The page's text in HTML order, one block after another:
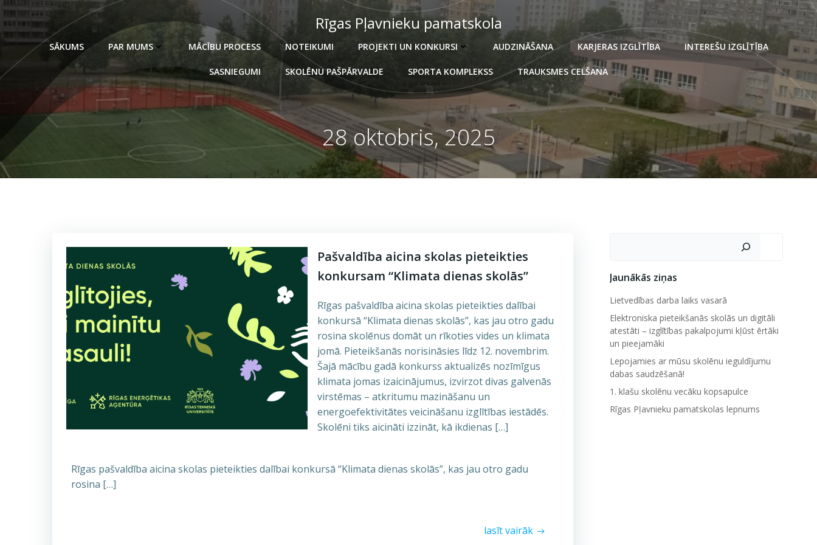
Skip
to
content
Rīgas Pļavnieku pamatskola
SĀKUMS PAR MUMS MĀCĪBU PROCESS NOTEIKUMI PROJEKTI UN KONKURSI AUDZINĀŠANA KARJERAS IZGLĪTĪBA INTEREŠU IZGLĪTĪBA
SASNIEGUMI SKOLĒNU PAŠPĀRVALDE SPORTA KOMPLEKSS TRAUKSMES CELŠANA
28 oktobris, 2025
Pašvaldība aicina skolas pieteikties
konkursam “Klimata dienas skolās”
Rīgas pašvaldība aicina skolas pieteikties dalībai
konkursā “Klimata dienas skolās”, kas jau otro gadu
rosina skolēnus domāt un rīkoties vides un klimata
jomā. Pieteikšanās norisināsies līdz 12. novembrim.
Šajā mācību gadā konkurss aktualizēs nozīmīgus
klimata jomas izaicinājumus, izvirzot divas galvenās
virstēmas – atkritumu mazināšanu un
energoefektivitātes veicināšanu izglītības iestādēs.
Skolēni tiks aicināti izzināt, kā ikdienas […]
Rīgas pašvaldība aicina skolas pieteikties dalībai konkursā “Klimata dienas skolās”, kas jau otro gadu
rosina […]
lasīt vairāk
Jaunākās ziņas
Lietvedības darba laiks vasarā
Elektroniska pieteikšanās skolās un digitāli
atestāti – izglītības pakalpojumi kļūst ērtāki
un pieejamāki
Lepojamies ar mūsu skolēnu ieguldījumu
dabas saudzēšanā!
1. klašu skolēnu vecāku kopsapulce
Rīgas Pļavnieku pamatskolas lepnums